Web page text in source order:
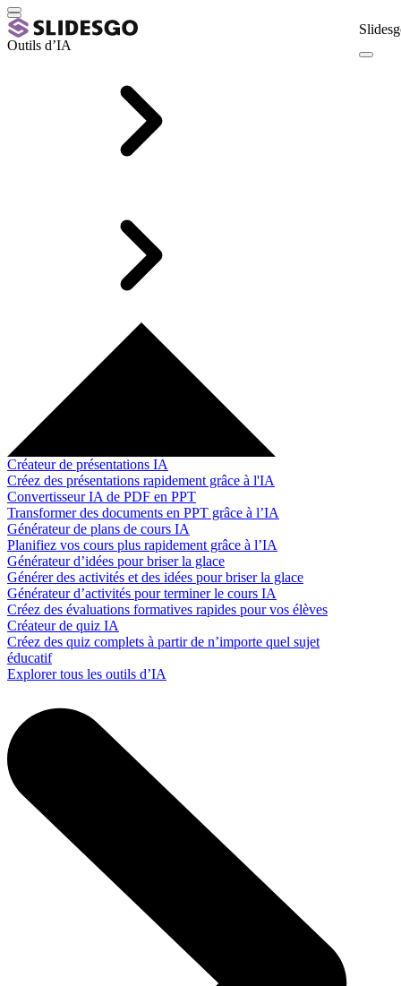
Outils d’IA
Créateur de présentations IA
Créez des présentations rapidement grâce à l'IA
Convertisseur IA de PDF en PPT
Transformer des documents en PPT grâce à l’IA
Générateur de plans de cours IA
Planifiez vos cours plus rapidement grâce à l’IA
Générateur d’idées pour briser la glace
Générer des activités et des idées pour briser la glace
Générateur d’activités pour terminer le cours IA
Créez des évaluations formatives rapides pour vos élèves
Créateur de quiz IA
Créez des quiz complets à partir de n’importe quel sujet
éducatif
Explorer tous les outils d’IA